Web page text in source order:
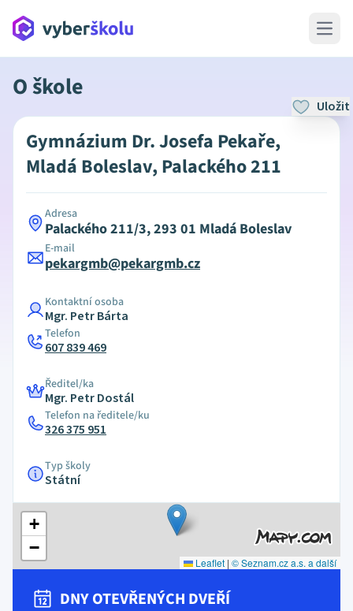
Open
O škole
Uložit
Gymnázium Dr. Josefa Pekaře,
Mladá Boleslav, Palackého 211
Adresa
Palackého 211/3, 293 01 Mladá Boleslav
E-mail
pekargmb@pekargmb.cz
Kontaktní osoba
Mgr. Petr Bárta
Telefon
607 839 469
Ředitel/ka
Mgr. Petr Dostál
Telefon na ředitele/ku
326 375 951
Typ školy
Státní
+
−
Leaflet | © Seznam.cz a.s. a další
DNY OTEVŘENÝCH DVEŘÍ